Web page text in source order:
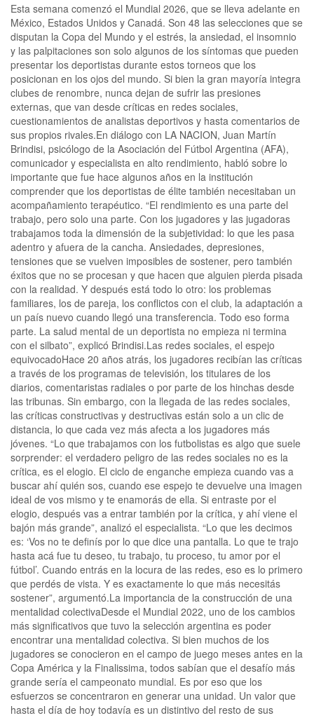
Esta semana comenzó el Mundial 2026, que se lleva adelante en
México, Estados Unidos y Canadá. Son 48 las selecciones que se
disputan la Copa del Mundo y el estrés, la ansiedad, el insomnio
y las palpitaciones son solo algunos de los síntomas que pueden
presentar los deportistas durante estos torneos que los
posicionan en los ojos del mundo. Si bien la gran mayoría integra
clubes de renombre, nunca dejan de sufrir las presiones
externas, que van desde críticas en redes sociales,
cuestionamientos de analistas deportivos y hasta comentarios de
sus propios rivales.En diálogo con LA NACION, Juan Martín
Brindisi, psicólogo de la Asociación del Fútbol Argentina (AFA),
comunicador y especialista en alto rendimiento, habló sobre lo
importante que fue hace algunos años en la institución
comprender que los deportistas de élite también necesitaban un
acompañamiento terapéutico. “El rendimiento es una parte del
trabajo, pero solo una parte. Con los jugadores y las jugadoras
trabajamos toda la dimensión de la subjetividad: lo que les pasa
adentro y afuera de la cancha. Ansiedades, depresiones,
tensiones que se vuelven imposibles de sostener, pero también
éxitos que no se procesan y que hacen que alguien pierda pisada
con la realidad. Y después está todo lo otro: los problemas
familiares, los de pareja, los conflictos con el club, la adaptación a
un país nuevo cuando llegó una transferencia. Todo eso forma
parte. La salud mental de un deportista no empieza ni termina
con el silbato”, explicó Brindisi.Las redes sociales, el espejo
equivocadoHace 20 años atrás, los jugadores recibían las críticas
a través de los programas de televisión, los titulares de los
diarios, comentaristas radiales o por parte de los hinchas desde
las tribunas. Sin embargo, con la llegada de las redes sociales,
las críticas constructivas y destructivas están solo a un clic de
distancia, lo que cada vez más afecta a los jugadores más
jóvenes. “Lo que trabajamos con los futbolistas es algo que suele
sorprender: el verdadero peligro de las redes sociales no es la
crítica, es el elogio. El ciclo de enganche empieza cuando vas a
buscar ahí quién sos, cuando ese espejo te devuelve una imagen
ideal de vos mismo y te enamorás de ella. Si entraste por el
elogio, después vas a entrar también por la crítica, y ahí viene el
bajón más grande”, analizó el especialista. “Lo que les decimos
es: ‘Vos no te definís por lo que dice una pantalla. Lo que te trajo
hasta acá fue tu deseo, tu trabajo, tu proceso, tu amor por el
fútbol’. Cuando entrás en la locura de las redes, eso es lo primero
que perdés de vista. Y es exactamente lo que más necesitás
sostener”, argumentó.La importancia de la construcción de una
mentalidad colectivaDesde el Mundial 2022, uno de los cambios
más significativos que tuvo la selección argentina es poder
encontrar una mentalidad colectiva. Si bien muchos de los
jugadores se conocieron en el campo de juego meses antes en la
Copa América y la Finalissima, todos sabían que el desafío más
grande sería el campeonato mundial. Es por eso que los
esfuerzos se concentraron en generar una unidad. Un valor que
hasta el día de hoy todavía es un distintivo del resto de sus